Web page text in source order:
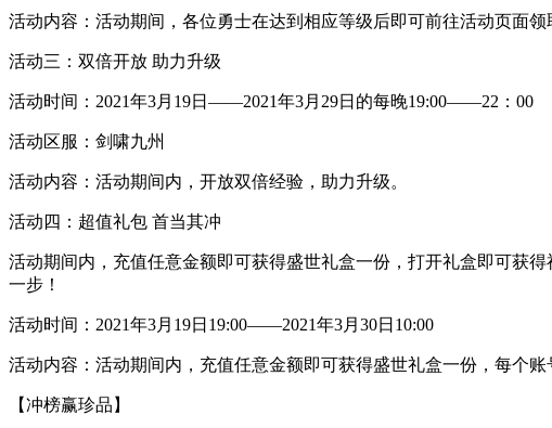
活动内容：活动期间，各位勇士在达到相应等级后即可前往活动页面领
活动三：双倍开放 助力升级
活动时间：2021年3月19日——2021年3月29日的每晚19:00——22：00
活动区服：剑啸九州
活动内容：活动期间内，开放双倍经验，助力升级。
活动四：超值礼包 首当其冲
活动期间内，充值任意金额即可获得盛世礼盒一份，打开礼盒即可获
一步！
活动时间：2021年3月19日19:00——2021年3月30日10:00
活动内容：活动期间内，充值任意金额即可获得盛世礼盒一份，每个账
【冲榜赢珍品】